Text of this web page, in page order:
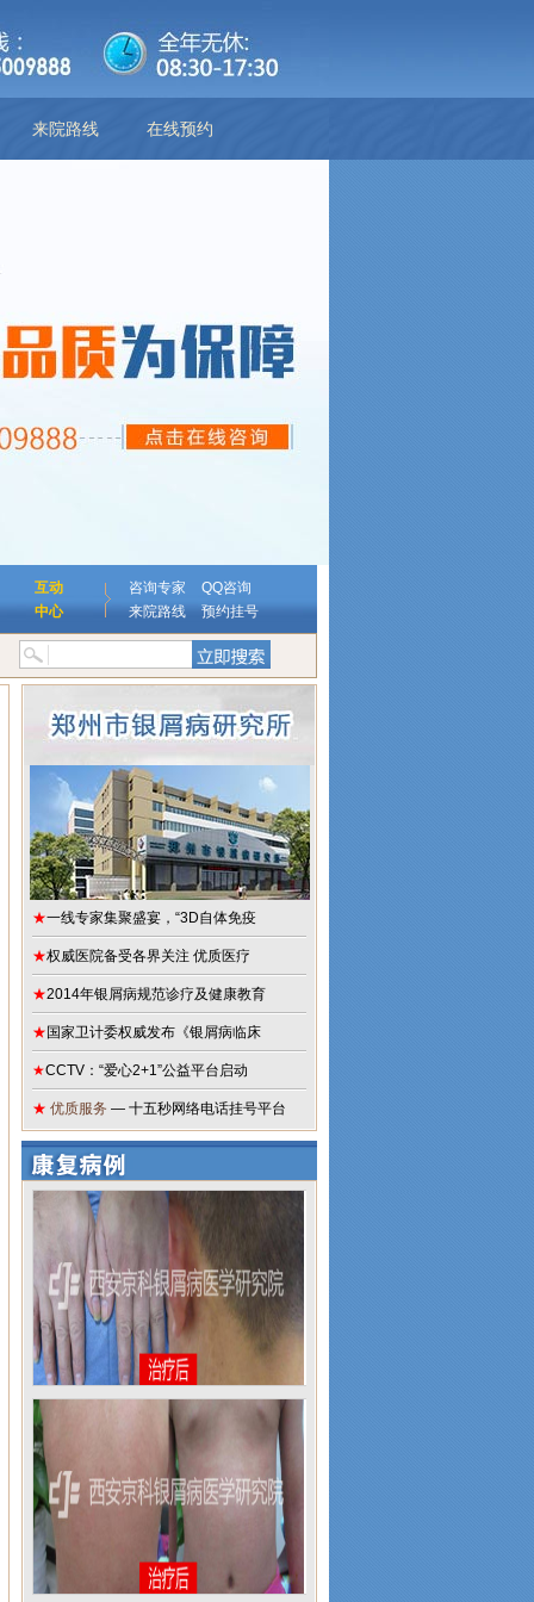
来院路线 在线预约
互动
中心
咨询专家
QQ咨询
来院路线
预约挂号
康复援助仪式启动 2014年银屑病规范诊疗及健康教育高峰论坛胜利召开
★一线专家集聚盛宴，“3D自体免疫
★权威医院备受各界关注 优质医疗
★2014年银屑病规范诊疗及健康教育
★ 国家卫计委权威发布《银屑病临床
★CCTV：“爱心2+1”公益平台启动
★ 优质服务 — 十五秒网络电话挂号平台